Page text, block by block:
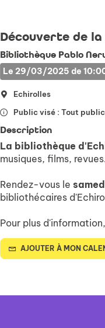
Découverte de
Bibliothèque Pablo
Le 29/03/2025 de
Echirolles
Public visé : Tout public
Description
La bibliothèque
musiques, films,
Rendez-vous le
bibliothécaires
Pour plus d'information,
AJOUTER À MON